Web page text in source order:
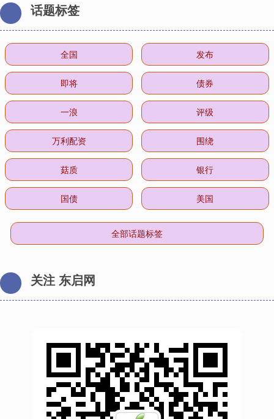
话题标签
全国 发布
即将 债券
一浪 评级
万利配资 围绕
菇质 银行
国债 美国
全部话题标签
关注 东启网